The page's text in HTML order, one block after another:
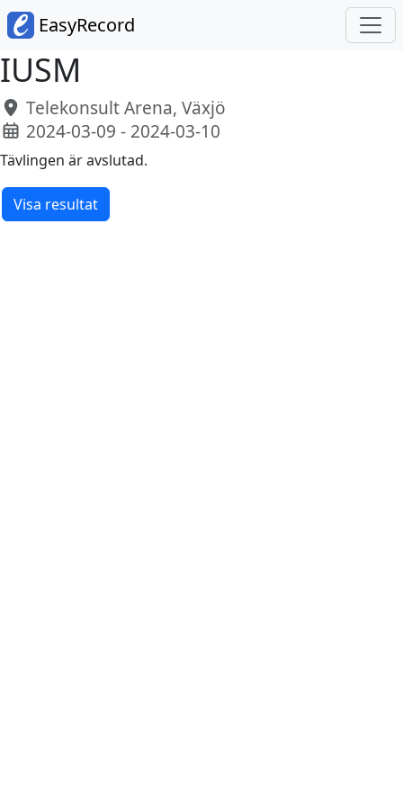
EasyRecord
IUSM
Telekonsult Arena, Växjö
2024-03-09 - 2024-03-10
Tävlingen är avslutad.
Visa resultat